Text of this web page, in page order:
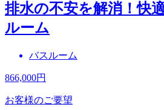
排水の不安を解消！快
ルーム
バスルーム
866,000円
お客様のご要望